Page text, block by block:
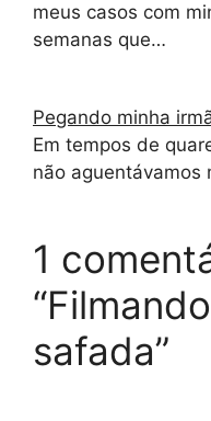
meus casos com
semanas que…
Pegando minha
Em tempos de
não
1
safada”